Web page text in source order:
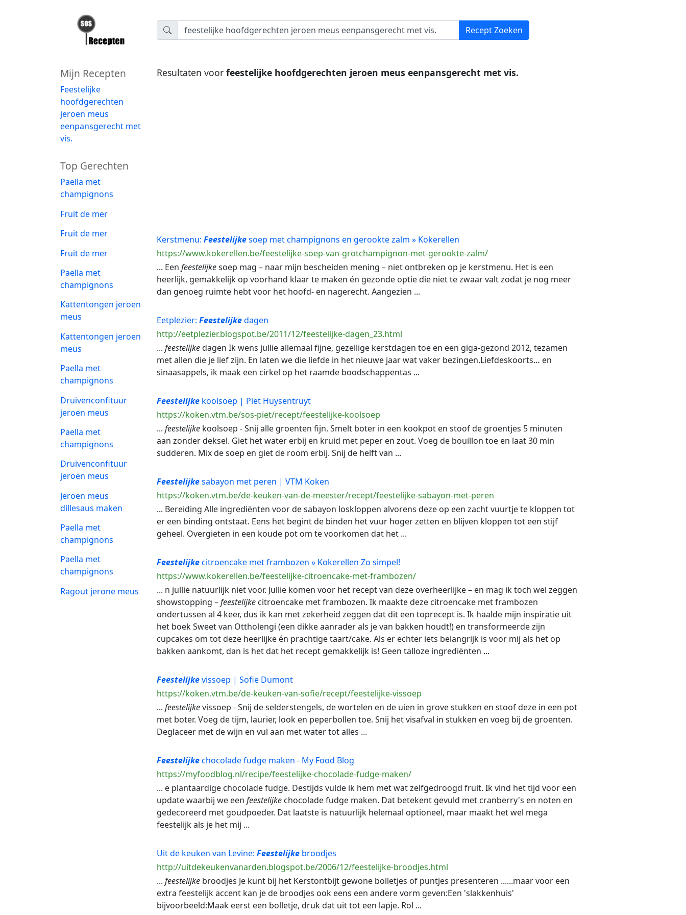
Mijn Recepten
Feestelijke
hoofdgerechten
jeroen meus
eenpansgerecht met
vis.
Top Gerechten
Paella met
champignons
Fruit de mer
Fruit de mer
Fruit de mer
Paella met
champignons
Kattentongen jeroen
meus
Kattentongen jeroen
meus
Paella met
champignons
Druivenconfituur
jeroen meus
Paella met
champignons
Druivenconfituur
jeroen meus
Jeroen meus
dillesaus maken
Paella met
champignons
Paella met
champignons
Ragout jerone meus
Resultaten voor feestelijke hoofdgerechten jeroen meus eenpansgerecht met vis.
Kerstmenu: Feestelijkesoep met champignons en gerookte zalm » Kokerellen
https://www.kokerellen.be/feestelijke-soep-van-grotchampignon-met-gerookte-zalm/
... Een feestelijkesoep mag – naar mijn bescheiden mening – niet ontbreken op je kerstmenu. Het is een
heerlijk, gemakkelijk op voorhand klaar te maken én gezonde optie die niet te zwaar valt zodat je nog meer
dan genoeg ruimte hebt voor het hoofd- en nagerecht. Aangezien ...
Eetplezier: Feestelijkedagen
http://eetplezier.blogspot.be/2011/12/feestelijke-dagen_23.html
... feestelijkedagen Ik wens jullie allemaal fijne, gezellige kerstdagen toe en een giga-gezond 2012, tezamen
met allen die je lief zijn. En laten we die liefde in het nieuwe jaar wat vaker bezingen.Liefdeskoorts… en
sinaasappels, ik maak een cirkel op het raamde boodschappentas ...
Feestelijkekoolsoep | Piet Huysentruyt
https://koken.vtm.be/sos-piet/recept/feestelijke-koolsoep
... feestelijkekoolsoep - Snij alle groenten fijn. Smelt boter in een kookpot en stoof de groentjes 5 minuten
aan zonder deksel. Giet het water erbij en kruid met peper en zout. Voeg de bouillon toe en laat 30 min
sudderen. Mix de soep en giet de room erbij. Snij de helft van ...
Feestelijkesabayon met peren | VTM Koken
https://koken.vtm.be/de-keuken-van-de-meester/recept/feestelijke-sabayon-met-peren
... Bereiding Alle ingrediënten voor de sabayon loskloppen alvorens deze op een zacht vuurtje te kloppen tot
er een binding ontstaat. Eens het begint de binden het vuur hoger zetten en blijven kloppen tot een stijf
geheel. Overgieten in een koude pot om te voorkomen dat het ...
Feestelijkecitroencake met frambozen » Kokerellen Zo simpel!
https://www.kokerellen.be/feestelijke-citroencake-met-frambozen/
... n jullie natuurlijk niet voor. Jullie komen voor het recept van deze overheerlijke – en mag ik toch wel zeggen
showstopping –feestelijkecitroencake met frambozen. Ik maakte deze citroencake met frambozen
ondertussen al 4 keer, dus ik kan met zekerheid zeggen dat dit een toprecept is. Ik haalde mijn inspiratie uit
het boek Sweet van Ottholengi (een dikke aanrader als je van bakken houdt!) en transformeerde zijn
cupcakes om tot deze heerlijke én prachtige taart/cake. Als er echter iets belangrijk is voor mij als het op
bakken aankomt, dan is het dat het recept gemakkelijk is! Geen talloze ingrediënten ...
Feestelijkevissoep | Sofie Dumont
https://koken.vtm.be/de-keuken-van-sofie/recept/feestelijke-vissoep
... feestelijkevissoep - Snij de selderstengels, de wortelen en de uien in grove stukken en stoof deze in een pot
met boter. Voeg de tijm, laurier, look en peperbollen toe. Snij het visafval in stukken en voeg bij de groenten.
Deglaceer met de wijn en vul aan met water tot alles ...
Feestelijkechocolade fudge maken - My Food Blog
https://myfoodblog.nl/recipe/feestelijke-chocolade-fudge-maken/
... e plantaardige chocolade fudge. Destijds vulde ik hem met wat zelfgedroogd fruit. Ik vind het tijd voor een
update waarbij we een feestelijkechocolade fudge maken. Dat betekent gevuld met cranberry's en noten en
gedecoreerd met goudpoeder. Dat laatste is natuurlijk helemaal optioneel, maar maakt het wel mega
feestelijk als je het mij ...
Uit de keuken van Levine: Feestelijkebroodjes
http://uitdekeukenvanarden.blogspot.be/2006/12/feestelijke-broodjes.html
... feestelijkebroodjes Je kunt bij het Kerstontbijt gewone bolletjes of puntjes presenteren ......maar voor een
extra feestelijk accent kan je de broodjes ook eens een andere vorm geven:Een 'slakkenhuis'
bijvoorbeeld:Maak eerst een bolletje, druk dat uit tot een lapje. Rol ...